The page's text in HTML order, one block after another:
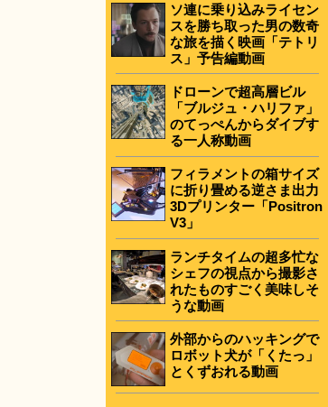
ソ連に乗り込みライセン
スを勝ち取った男の数奇
な旅を描く映画「テトリ
ス」予告編動画
ドローンで超高層ビル
「ブルジュ・ハリファ」
のてっぺんからダイブす
る一人称動画
フィラメントの箱サイズ
に折り畳める逆さま出力
3Dプリンター「Positron
V3」
ランチタイムの超多忙な
シェフの視点から撮影さ
れたものすごく美味しそ
うな動画
外部からのハッキングで
ロボット犬が「くたっ」
とくずおれる動画